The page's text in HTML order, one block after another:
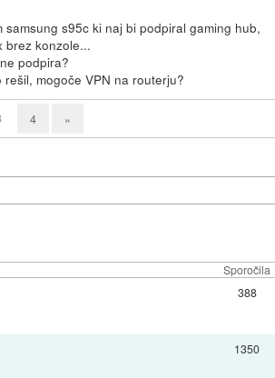
samsung s95c ki naj bi podpiral gaming hub,
brez konzole...
podpira?
mogoče VPN na routerju?
4 »
Sporočila
388
1350